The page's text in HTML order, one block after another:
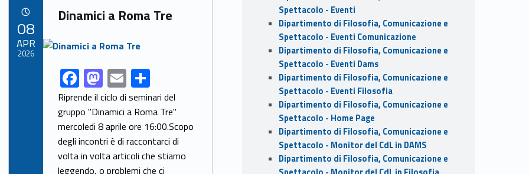
o
k
o
Link identifier archive #link-archive-50970
Dinamici a Roma Tre
Link identifier archive #link-archive-thumb-soap-64750
Link identifier share facebook archive #share-link-archive-5508 F
ac
e
b
o
M
as
to
d
o
E
m
ai
l
h
ar
e
Riprende il ciclo di seminari del
gruppo "Dinamici a Roma Tre"
mercoledi 8 aprile ore 16:00.Scopo
degli incontri è di raccontarci di
volta in volta articoli che stiamo
leggendo, o problemi che ci
08
APR
2026
Spettacolo - Eventi
Dipartimento di Filosofia, Comunicazione e
Spettacolo - Eventi Comunicazione
Dipartimento di Filosofia, Comunicazione e
Spettacolo - Eventi Dams
Dipartimento di Filosofia, Comunicazione e
Spettacolo - Eventi Filosofia
Dipartimento di Filosofia, Comunicazione e
Spettacolo - Home Page
Dipartimento di Filosofia, Comunicazione e
Spettacolo - Monitor del CdL in DAMS
Dipartimento di Filosofia, Comunicazione e